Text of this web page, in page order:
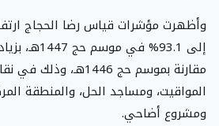
وأظهرت مؤشرات قياس رضا الحجاج
مقارنة بموسم حج
المواقيت، ومساجد الحل، والمنطقة
ومشروع أضاحي.